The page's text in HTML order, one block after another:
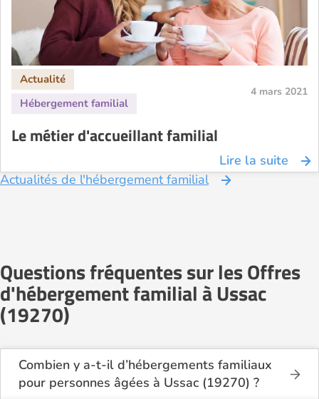
4 mars 2021
Le métier d'accueillant familial
Lire la suite
Actualités de l'hébergement familial
Questions fréquentes sur les Offres
d'hébergement familial à Ussac
(19270)
Combien y a-t-il d’hébergements familiaux
pour personnes âgées à Ussac (19270) ?